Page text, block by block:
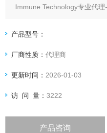
Immune Technology专业代
产品型号：
厂商性质：代理商
更新时间： 2026-01-03
访 问 量：3222
产品咨询